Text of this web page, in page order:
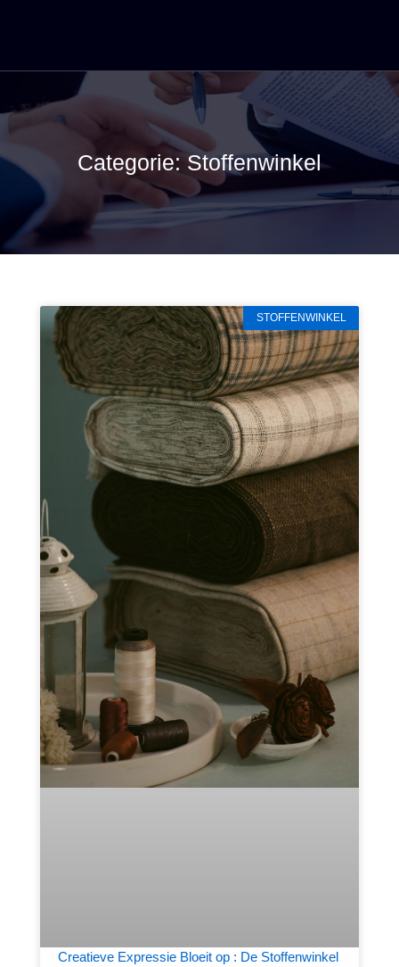
Categorie: Stoffenwinkel
STOFFENWINKEL
Creatieve Expressie Bloeit op : De Stoffenwinkel